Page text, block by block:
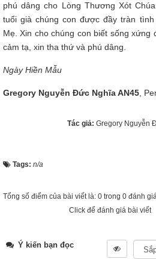
phú dâng cho Lòng Thương Xót
tuổi già chúng con được đầy tràn
Mẹ. Xin cho chúng con biết sống xứng
cảm tạ, xin tha thứ và phú dâng.
Ngày Hiền Mẫu
Gregory Nguyễn Đức Nghĩa AN45 ,
Tác giả: Gregory Nguyễn
Tags: n/a
Tổng số điểm của bài viết là: 0 trong 0 đánh
Click để đánh giá bài viết
Ý kiến bạn đọc